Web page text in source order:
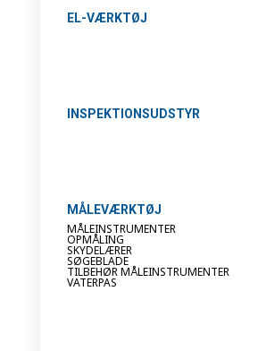
EL-VÆRKTØJ
INSPEKTIONSUDSTYR
MÅLEVÆRKTØJ
MÅLEINSTRUMENTER
OPMÅLING
SKYDELÆRER
SØGEBLADE
TILBEHØR MÅLEINSTRUMENTER
VATERPAS